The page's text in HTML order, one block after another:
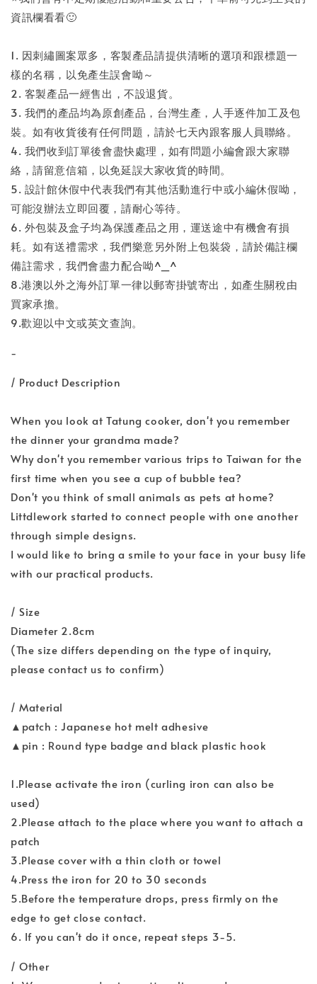
資訊欄看看🙂
1. 因刺繡圖案眾多，客製產品請提供清晰的選項和跟標題一
樣的名稱，以免產生誤會呦～
2. 客製產品一經售出，不設退貨。
3. 我們的產品均為原創產品，台灣生產，人手逐件加工及包
裝。如有收貨後有任何問題，請於七天內跟客服人員聯絡。
4. 我們收到訂單後會盡快處理，如有問題小編會跟大家聯
絡，請留意信箱，以免延誤大家收貨的時間。
5. 設計館休假中代表我們有其他活動進行中或小編休假呦，
可能沒辦法立即回覆，請耐心等待。
6. 外包裝及盒子均為保護產品之用，運送途中有機會有損
耗。如有送禮需求，我們樂意另外附上包裝袋，請於備註欄
備註需求，我們會盡力配合呦^_^
8.港澳以外之海外訂單一律以郵寄掛號寄出，如產生關稅由
買家承擔。
9.歡迎以中文或英文查詢。
-
/ Product Description
When you look at Tatung cooker, don't you remember
the dinner your grandma made?
Why don't you remember various trips to Taiwan for the
first time when you see a cup of bubble tea?
Don't you think of small animals as pets at home?
Littdlework started to connect people with one another
through simple designs.
I would like to bring a smile to your face in your busy life
with our practical products.
/ Size
Diameter 2.8cm
(The size differs depending on the type of inquiry,
please contact us to confirm)
/ Material
▲patch : Japanese hot melt adhesive
▲pin : Round type badge and black plastic hook
1.Please activate the iron (curling iron can also be
used)
2.Please attach to the place where you want to attach a
patch
3.Please cover with a thin cloth or towel
4.Press the iron for 20 to 30 seconds
5.Before the temperature drops, press firmly on the
edge to get close contact.
6. If you can't do it once, repeat steps 3-5.
/ Other